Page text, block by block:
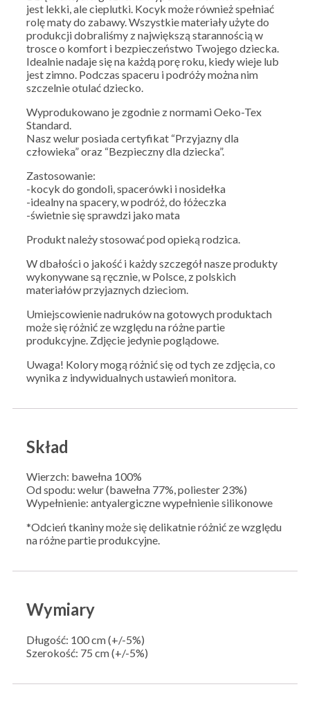
jest lekki, ale cieplutki. Kocyk może również spełniać
rolę maty do zabawy. Wszystkie materiały użyte do
produkcji dobraliśmy z największą starannością w
trosce o komfort i bezpieczeństwo Twojego dziecka.
Idealnie nadaje się na każdą porę roku, kiedy wieje lub
jest zimno. Podczas spaceru i podróży można nim
szczelnie otulać dziecko.
Wyprodukowano je zgodnie z normami Oeko-Tex
Standard.
Nasz welur posiada certyfikat “Przyjazny dla
człowieka” oraz “Bezpieczny dla dziecka”.
Zastosowanie:
-kocyk do gondoli, spacerówki i nosidełka
-idealny na spacery, w podróż, do łóżeczka
-świetnie się sprawdzi jako mata
Produkt należy stosować pod opieką rodzica.
W dbałości o jakość i każdy szczegół nasze produkty
wykonywane są ręcznie, w Polsce, z polskich
materiałów przyjaznych dzieciom.
Umiejscowienie nadruków na gotowych produktach
może się różnić ze względu na różne partie
produkcyjne. Zdjęcie jedynie poglądowe.
Uwaga! Kolory mogą różnić się od tych ze zdjęcia, co
wynika z indywidualnych ustawień monitora.
Skład
Wierzch: bawełna 100%
Od spodu: welur (bawełna 77%, poliester 23%)
Wypełnienie: antyalergiczne wypełnienie silikonowe
*Odcień tkaniny może się delikatnie różnić ze względu
na różne partie produkcyjne.
Wymiary
Długość: 100 cm (+/-5%)
Szerokość: 75 cm (+/-5%)